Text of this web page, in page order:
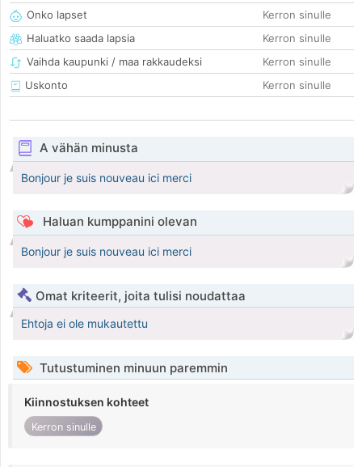
Onko lapset
Kerron sinulle
Haluatko saada lapsia
Kerron sinulle
Vaihda kaupunki / maa rakkaudeksi
Kerron sinulle
Uskonto
Kerron sinulle
A vähän minusta
Bonjour je suis nouveau ici merci
Haluan kumppanini olevan
Bonjour je suis nouveau ici merci
Omat kriteerit, joita tulisi noudattaa
Ehtoja ei ole mukautettu
Tutustuminen minuun paremmin
Kiinnostuksen kohteet
Kerron sinulle